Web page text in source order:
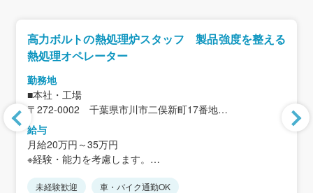
高力ボルトの熱処理炉スタッフ 製品強度を整える
熱処理オペレーター
勤務地
■本社・工場
〒272-0002 千葉県市川市二俣新町17番地
＜アクセス＞
JR京葉線「二俣新町駅」から徒歩12分
※車・バイク通勤可
※JR「西船橋駅」より無料送迎バスあり
給与
月給20万円～35万円
※経験・能力を考慮します。
未経験歓迎
車・バイク通勤OK